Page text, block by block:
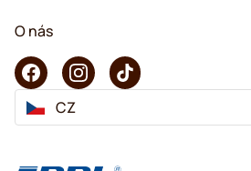
O nás
CZ